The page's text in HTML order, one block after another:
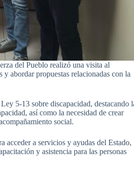
del Pueblo realizó una visita al
abordar propuestas relacionadas con la
5-13 sobre discapacidad, destacando
así como la necesidad de crear
social.
acceder a servicios y ayudas del Estado,
y asistencia para las personas